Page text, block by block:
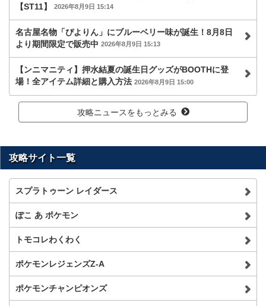
【ST11】
2026年8月9日 15:14
名古屋名物「ぴよりん」にブルーベリー味が誕生！8月8日
より期間限定で販売中 2026年8月9日 15:13
【ンニマニティ】押水結夏の誕生日グッズがBOOTHに登
場！全アイテム詳細と購入方法 2026年8月9日 15:00
攻略ニュースをもっとみる
攻略サイト一覧
スプラトゥーン レイダース
ぽこ あ ポケモン
トモコレわくわく
ポケモンレジェンズZ-A
ポケモンチャンピオンズ